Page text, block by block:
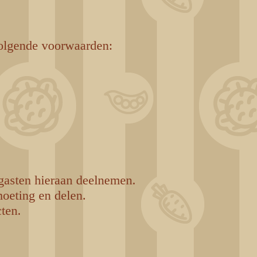
voorwaarden:
hieraan deelnemen.
en delen.